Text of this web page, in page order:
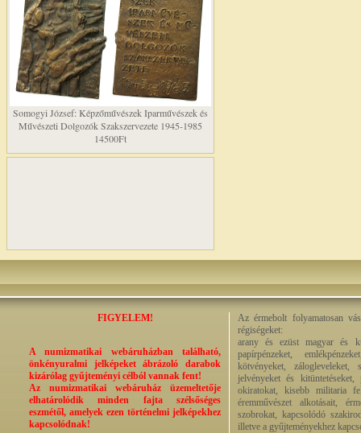
Somogyi József: Képzőművészek Iparművészek és
Művészeti Dolgozók Szakszervezete 1945-1985
14500Ft
FIGYELEM!
A numizmatikai webáruházban található,
önkényuralmi jelképeket ábrázoló darabok
kizárólag gyűjteményi célból vannak fent!
Az numizmatikai webáruház üzemeltetője
elhatárolódik minden fajta szélsőséges
eszmétől, amelyek ezen történelmi jelképekhez
kapcsolódnak!
Az érmebolt folyamatosan
régiségeket:
arany és ezüst magyar és
papírpénzeket,
kötvényeket,
jelvényeket és kitüntetéseket,
okiratokat, kisebb militaria
éremművészet alkotásait,
szobrokat, kapcsolódó
illetve a gyűjteményekhez